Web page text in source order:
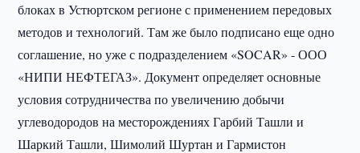
блоках в Устюртском регионе с применением передовых
методов и технологий. Там же было подписано еще одно
соглашение, но уже с подразделением «SOCAR» - ООО
«НИПИ НЕФТЕГАЗ». Документ определяет основные
условия сотрудничества по увеличению добычи
углеводородов на месторождениях Гарбий Ташли и
Шаркий Ташли, Шимолий Шуртан и Гармистон